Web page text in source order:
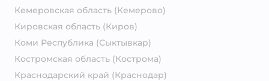
Кемеровская область (Кемерово)
Кировская область (Киров)
Коми Республика (Сыктывкар)
Костромская область (Кострома)
Краснодарский край (Краснодар)